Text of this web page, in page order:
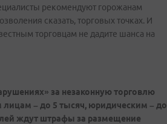
рекомендуют горожанам
сказать, торговых точках. И
торговцам не дадите шанса на
за незаконную торговлю
лицам – до 5 тысяч, юридическим – до
ждут штрафы за размещение